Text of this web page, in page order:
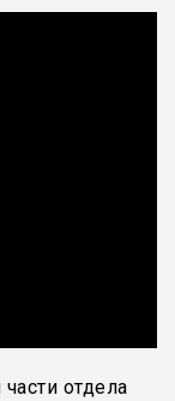
отдела